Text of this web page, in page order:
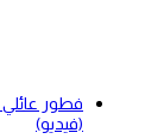
(فيديو)